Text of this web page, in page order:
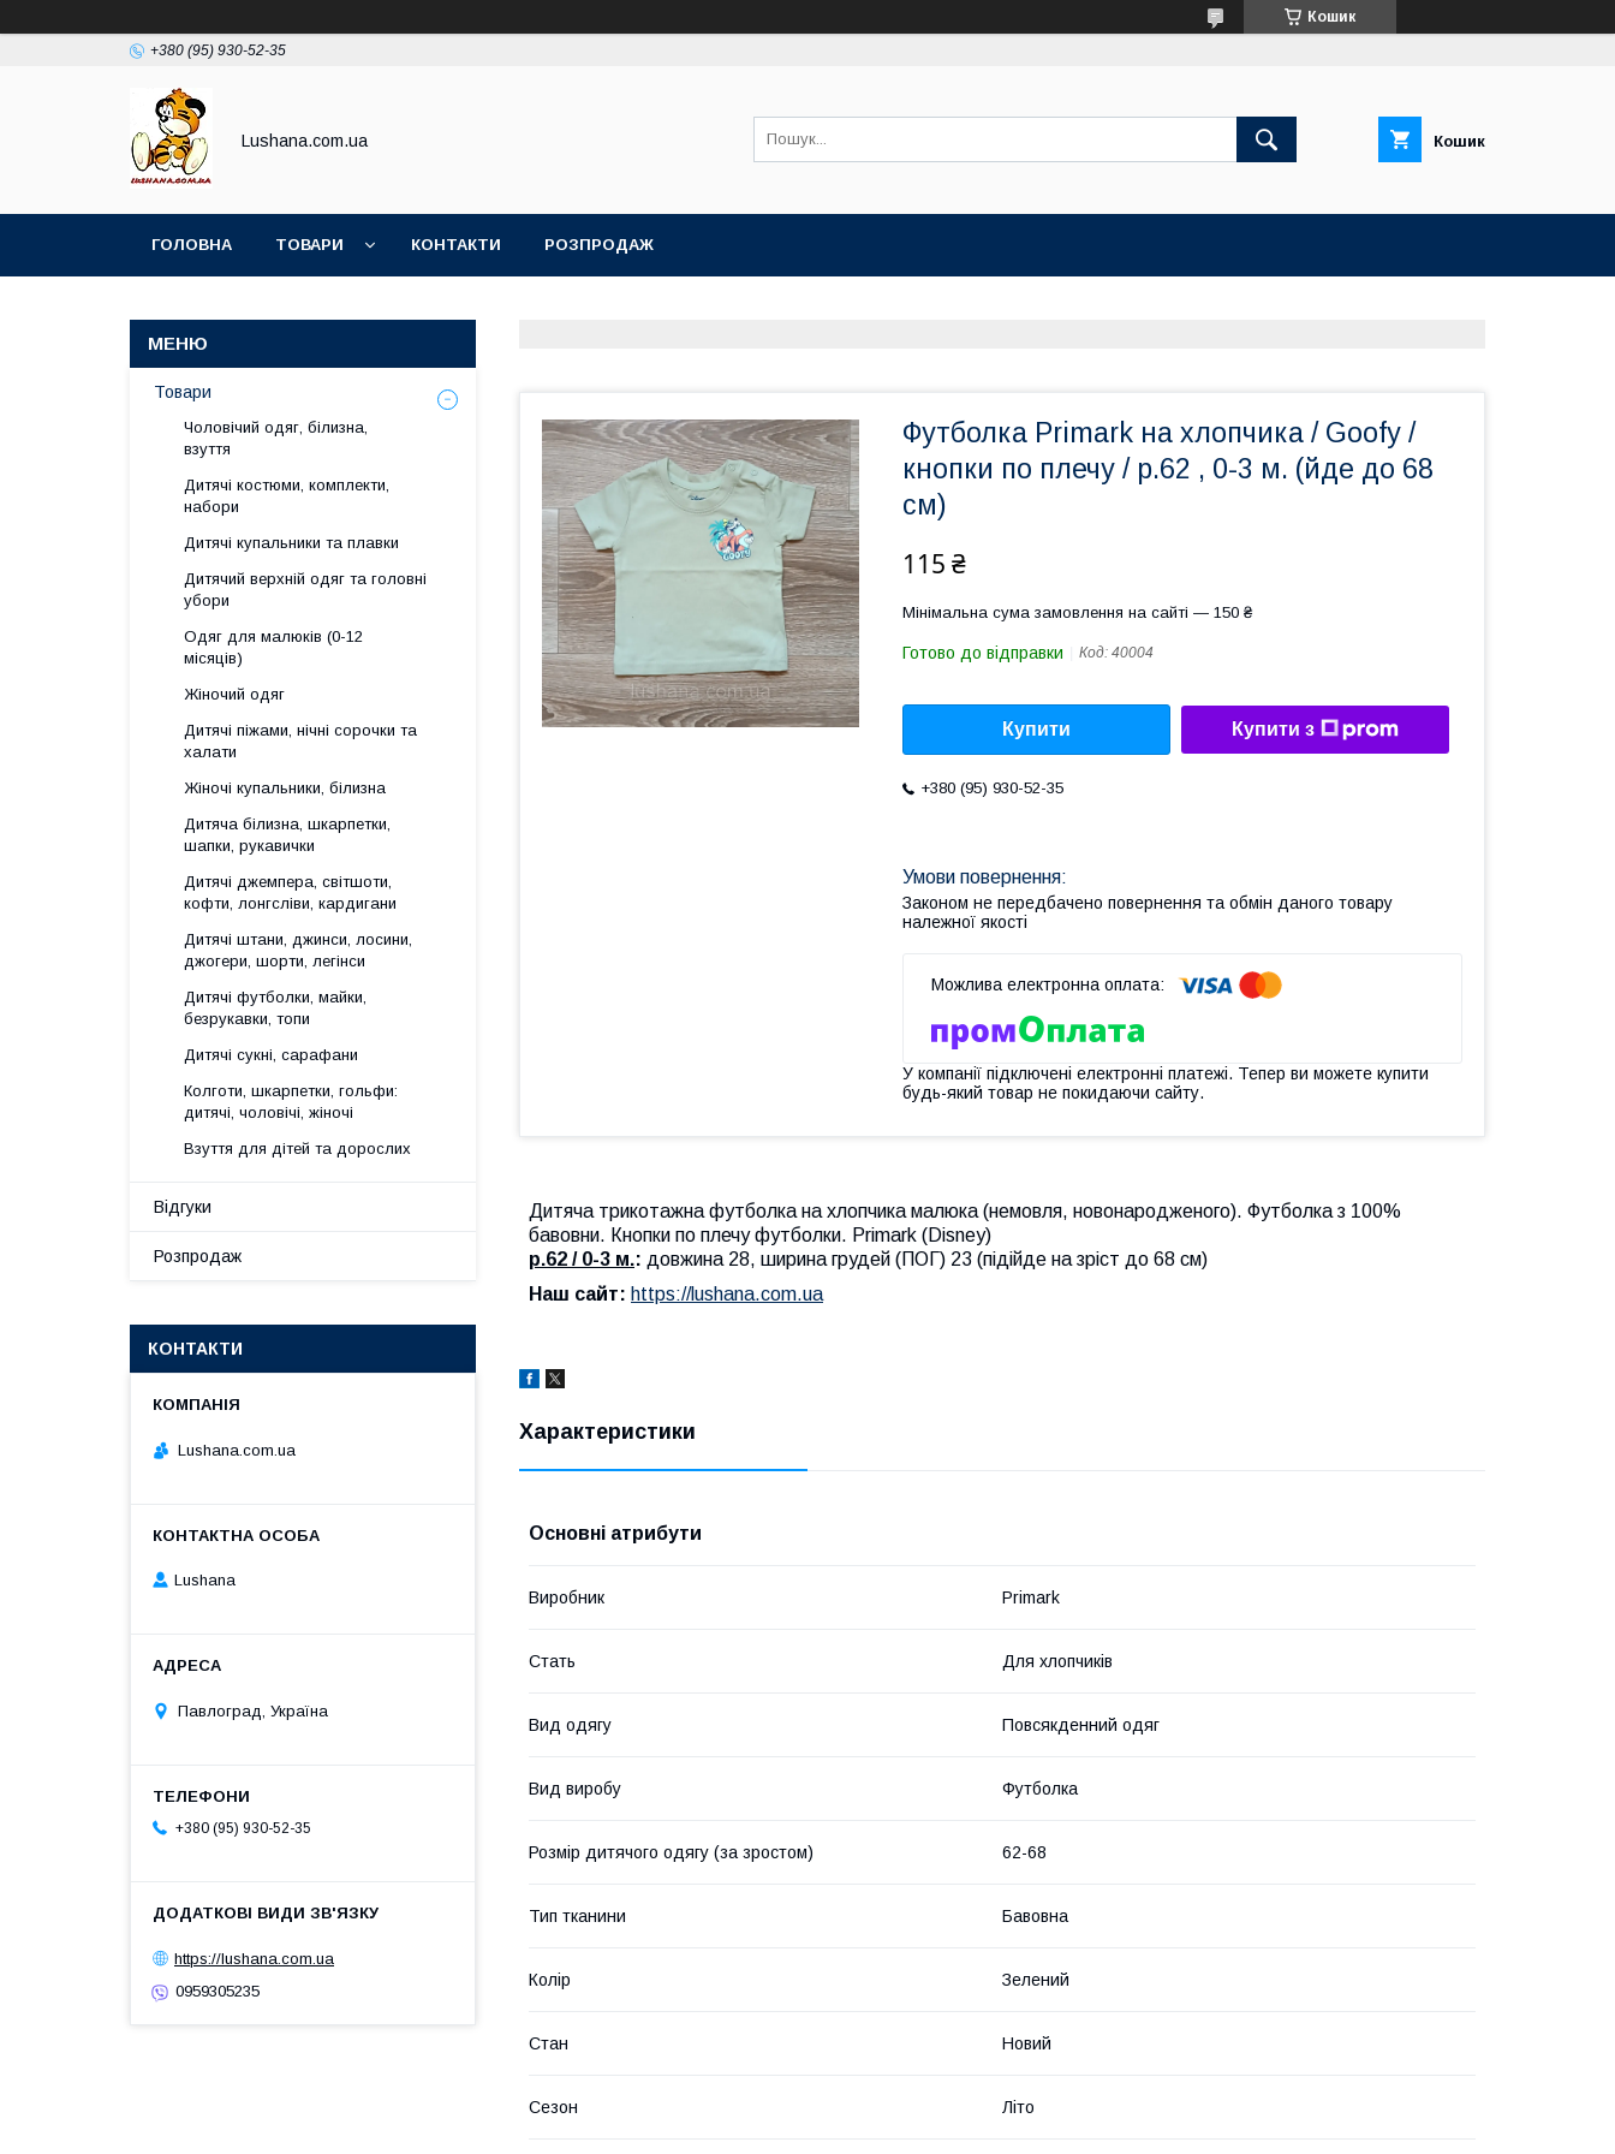
Кошик
+380 (95) 930-52-35
Lushana.com.ua Кошик
ГОЛОВНА ТОВАРИ КОНТАКТИ РОЗПРОДАЖ
Футболка Primark на хлопчика / Goofy /
кнопки по плечу / р.62 , 0-3 м. (йде до 68
см)
115 ₴
Мінімальна сума замовлення на сайті — 150 ₴
Готово до відправки Код: 40004
Купити Купити з
+380 (95) 930-52-35
Законом не передбачено повернення та обмін даного товару
належної якості
У компанії підключені електронні платежі. Тепер ви можете купити
будь-який товар не покидаючи сайту.
Дитяча трикотажна футболка на хлопчика малюка (немовля, новонародженого). Футболка з 100%
бавовни. Кнопки по плечу футболки. Primark (Disney)
р.62 / 0-3 м.: довжина 28, ширина грудей (ПОГ) 23 (підійде на зріст до 68 см)
Наш сайт: https://lushana.com.ua
Характеристики
Основні атрибути
Виробник Primark
Стать Для хлопчиків
Вид одягу Повсякденний одяг
Вид виробу Футболка
Розмір дитячого одягу (за зростом) 62-68
Тип тканини Бавовна
Колір Зелений
Стан Новий
Сезон Літо
Товари
Чоловічий одяг, білизна,
взуття
Дитячі костюми, комплекти,
набори
Дитячі купальники та плавки
Дитячий верхній одяг та головні
убори
Одяг для малюків (0-12
місяців)
Жіночий одяг
Дитячі піжами, нічні сорочки та
халати
Жіночі купальники, білизна
Дитяча білизна, шкарпетки,
шапки, рукавички
Дитячі джемпера, світшоти,
кофти, лонгсліви, кардигани
Дитячі штани, джинси, лосини,
джогери, шорти, легінси
Дитячі футболки, майки,
безрукавки, топи
Дитячі сукні, сарафани
Колготи, шкарпетки, гольфи:
дитячі, чоловічі, жіночі
Взуття для дітей та дорослих
Відгуки
Розпродаж
КОНТАКТИ
Lushana.com.ua
Lushana
Павлоград, Україна
+380 (95) 930-52-35
https://lushana.com.ua
0959305235